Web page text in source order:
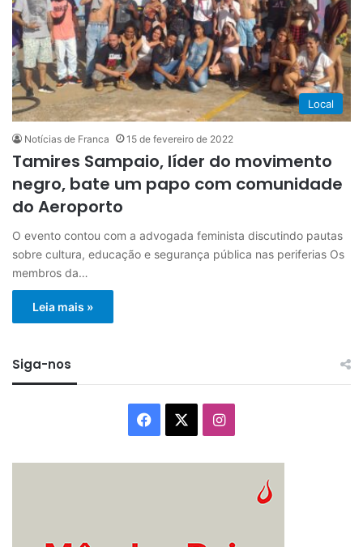
Local
Notícias de Franca 15 de fevereiro de 2022
Tamires Sampaio, líder do movimento
negro, bate um papo com comunidade
do Aeroporto
O evento contou com a advogada feminista discutindo pautas
sobre cultura, educação e segurança pública nas periferias Os
membros da…
Leia mais »
Siga-nos
Facebook Instagram